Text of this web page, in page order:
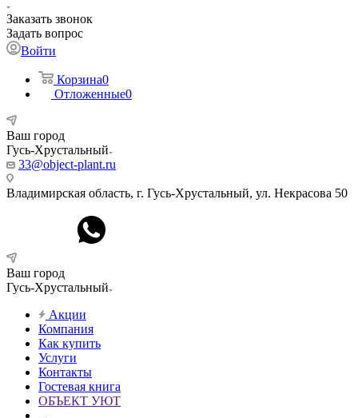
Заказать звонок
Задать вопрос
Войти
Корзина0
Отложенные0
Ваш город
Гусь-Хрустальный
33@object-plant.ru
Владимирская область, г. Гусь-Хрустальный, ул. Некрасова 50
Ваш город
Гусь-Хрустальный
Акции
Компания
Как купить
Услуги
Контакты
Гостевая книга
ОБЪЕКТ УЮТ
...